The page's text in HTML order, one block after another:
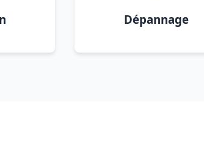
Dépannage